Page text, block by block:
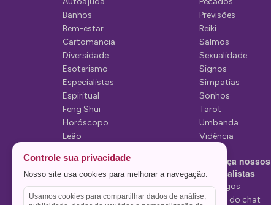
e
P
o
s
t
Banhos
Bem-estar
Cartomancia
Diversidade
Esoterismo
Especialistas
Espiritual
Feng Shui
Horóscopo
Leão
Mediunidade
Mensagens
Previsões
Reiki
Salmos
Sexualidade
Signos
Simpatias
Sonhos
Tarot
Umbanda
Vidência
Conheça nossos
Especialistas
Tarólogos
Estelas do chat
Controle sua privacidade
Nosso site usa cookies para melhorar a navegação.
Usamos cookies para compartilhar dados de análise,